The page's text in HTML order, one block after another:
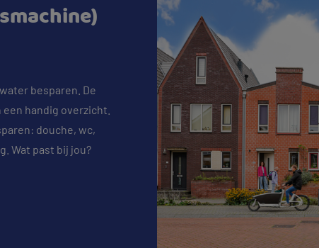
besparen. De
handig overzicht.
douche, wc,
Wat past bij jou?